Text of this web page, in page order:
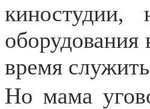
киностудии,
время
Но мама